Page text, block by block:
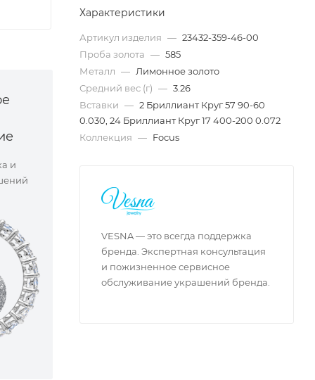
и
Характеристики
Артикул изделия — 23432-359-46-00
Проба золота — 585
Металл — Лимонное золото
Средний вес (г) — 3.26
Вставки — 2 Бриллиант Круг 57 90-60
0.030, 24 Бриллиант Круг 17 400-200 0.072
Коллекция — Focus
VESNA — это всегда поддержка
бренда. Экспертная консультация
и пожизненное сервисное
обслуживание украшений бренда.